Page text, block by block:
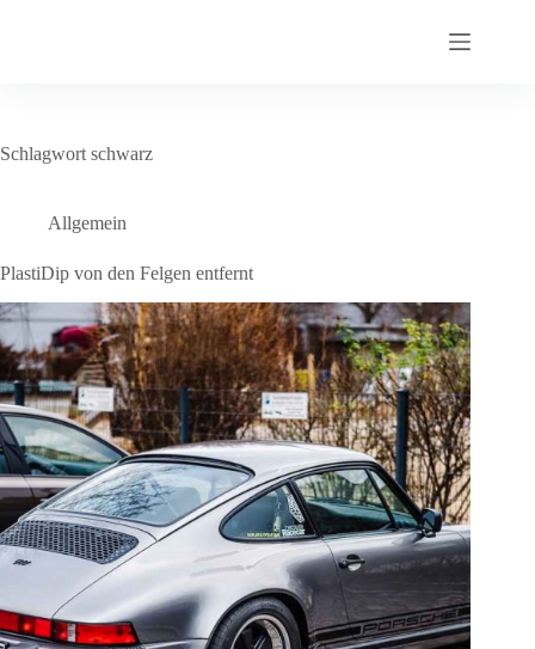
Schlagwort schwarz
Allgemein
PlastiDip von den Felgen entfernt